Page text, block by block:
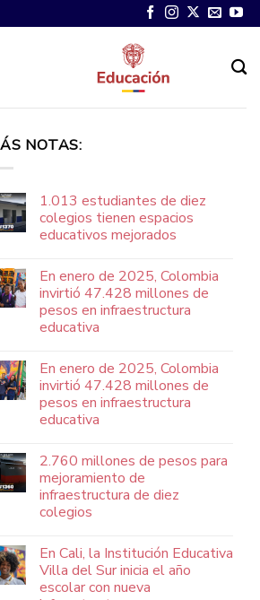
NOTAS:
1.013 estudiantes de diez
colegios tienen espacios
educativos mejorados
En enero de 2025, Colombia
invirtió 47.428 millones de
pesos en infraestructura
educativa
En enero de 2025, Colombia
invirtió 47.428 millones de
pesos en infraestructura
educativa
2.760 millones de pesos para
mejoramiento de
infraestructura de diez
colegios
En Cali, la Institución Educativa
Villa del Sur inicia el año
escolar con nueva